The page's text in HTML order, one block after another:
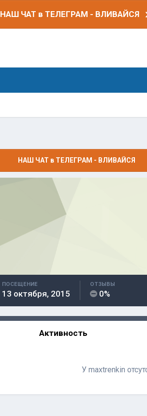
НАШ ЧАТ в ТЕЛЕГРАМ - ВЛИВАЙСЯ
НАШ ЧАТ в ТЕЛЕГРАМ - ВЛИВАЙСЯ
ПОСЕЩЕНИЕ
13 октября, 2015
ОТЗЫВЫ
0%
Активность
У maxtrenkin